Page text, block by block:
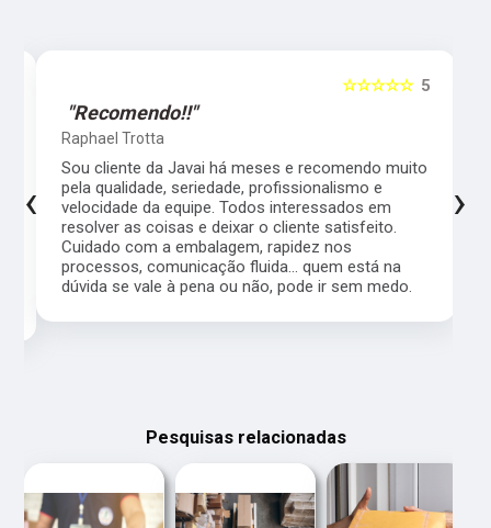
5
☆☆☆☆☆
"Recomendo!!"
Raphael Trotta
Sou cliente da Javai há meses e recomendo muito
pela qualidade, seriedade, profissionalismo e
velocidade da equipe. Todos interessados em
resolver as coisas e deixar o cliente satisfeito.
Cuidado com a embalagem, rapidez nos
processos, comunicação fluida... quem está na
dúvida se vale à pena ou não, pode ir sem medo.
‹ ›
Pesquisas relacionadas